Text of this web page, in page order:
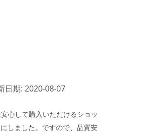
日期: 2020-08-07
心して購入いただけるショッ
しました。ですので、品質安